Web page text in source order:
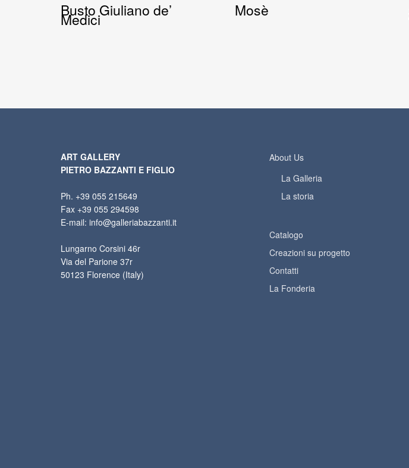
Busto Giuliano de’
Medici Mosè
ART GALLERY
PIETRO BAZZANTI E FIGLIO
Ph. +39 055 215649
Fax +39 055 294598
E-mail: info@galleriabazzanti.it
Lungarno Corsini 46r
Via del Parione 37r
50123 Florence (Italy)
About Us
La Galleria
La storia
Catalogo
Creazioni su progetto
Contatti
La Fonderia